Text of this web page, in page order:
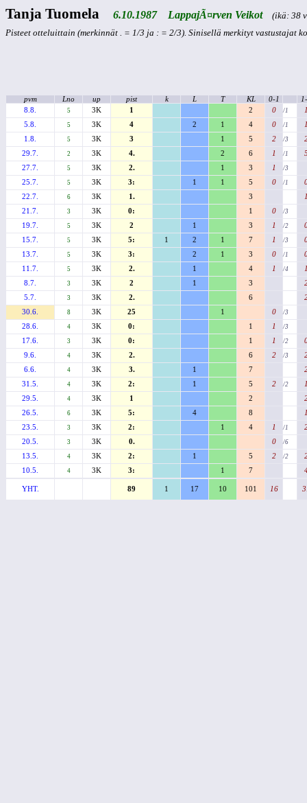
Tanja Tuomela 6.10.1987 LappajÃ¤rven Veikot
(ikä: 38
Pisteet otteluittain (merkinnät . = 1/3 ja : = 2/3). Sinisellä merkityt vastustajat
pvm Lno up pist k L T KL 0-1
8.8.
5 3K 1 2 0 /1
5.8.
5 3K 4 2 1 4 0 /1
1.8.
5 3K 3 1 5 2 /3
29.7.
2 3K 4. 2 6 1 /1
27.7.
5 3K 2. 1 3 1 /3
25.7. 5 3K 3: 1 1 5 0 /1
22.7.
6 3K 1. 3
21.7.
3 3K 0: 1 0 /3
19.7. 5 3K 2 1 3 1 /2
15.7.
5 3K 5: 1 2 1 7 1 /3
13.7.
5 3K 3: 2 1 3 0 /1
11.7.
5 3K 2. 1 4 1 /4
8.7.
3 3K 2 1 3
5.7.
3 3K 2. 6
30.6.
8 3K 25 1 0 /3
28.6. 4 3K 0: 1 1 /3
17.6. 3 3K 0: 1 1 /2
9.6.
4 3K 2. 6 2 /3
6.6.
4 3K 3. 1 7
31.5.
4 3K 2: 1 5 2 /2
29.5.
4 3K 1 2
26.5.
6 3K 5: 4 8
23.5.
3 3K 2: 1 4 1 /1
20.5.
3 3K 0. 0 /6
13.5. 4 3K 2: 1 5 2 /2
10.5.
4 3K 3: 1 7
YHT. 89 1 17 10 101 16